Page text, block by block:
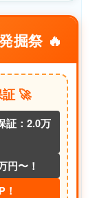
掘祭 🔥
🚀
証：2.0万
円〜！